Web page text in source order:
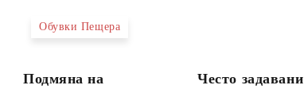
Обувки Пещера
Подмяна на
Често задавани